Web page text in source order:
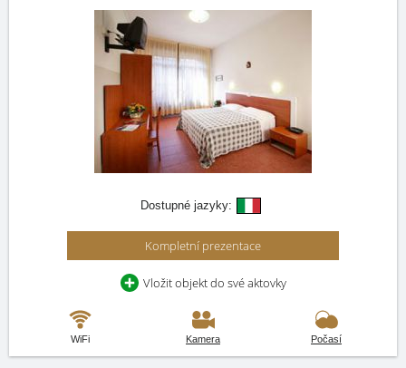
Dostupné jazyky:
Kompletní prezentace
Vložit objekt do své aktovky
WiFi Kamera Počasí